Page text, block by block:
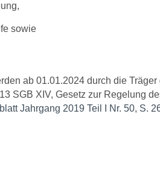
sowie
ab 01.01.2024 durch die
SGB XIV, Gesetz zur Regelung
Jahrgang 2019 Teil I Nr. 50, S.